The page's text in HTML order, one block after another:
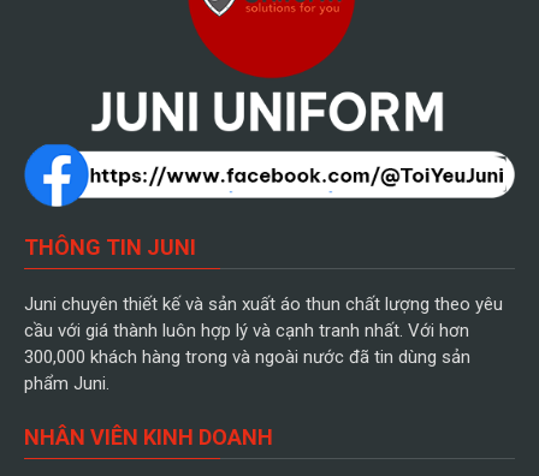
THÔNG TIN JUNI
Juni chuyên thiết kế và sản xuất áo thun chất lượng theo yêu
cầu với giá thành luôn hợp lý và cạnh tranh nhất. Với hơn
300,000 khách hàng trong và ngoài nước đã tin dùng sản
phẩm Juni.
NHÂN VIÊN KINH DOANH